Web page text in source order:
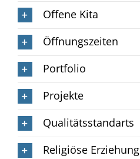
Offene Kita
Öffnungszeiten
Portfolio
Projekte
Qualitätsstandarts
Religiöse Erziehung